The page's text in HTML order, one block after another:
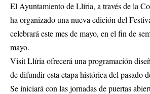
El Ayuntamiento de Llíria, a través de la
ha organizado una nueva edición del
celebrará este mes de mayo, en el fin de
mayo.
Visit Llíria ofrecerá una programación
de difundir esta etapa histórica del pasado
Se iniciará con las jornadas de puertas